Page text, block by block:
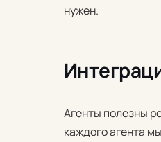
нужен.
Агенты полезны
каждого агента